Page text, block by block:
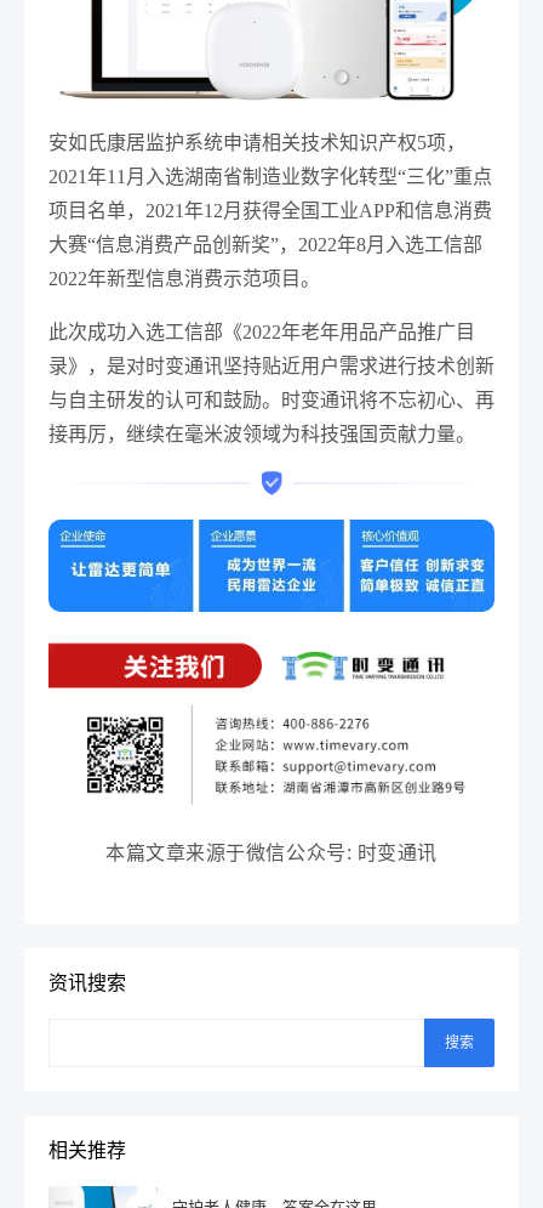
安如氏康居监护系统申请相关技术知识产权5项，
2021年11月入选湖南省制造业数字化转型“三化”重点
项目名单，2021年12月获得全国工业APP和信息消费
大赛“信息消费产品创新奖”，2022年8月入选工信部
2022年新型信息消费示范项目。
此次成功入选工信部《2022年老年用品产品推广目
录》，是对时变通讯坚持贴近用户需求进行技术创新
与自主研发的认可和鼓励。时变通讯将不忘初心、再
接再厉，继续在毫米波领域为科技强国贡献力量。
本篇文章来源于微信公众号: 时变通讯
资讯搜索
搜索
相关推荐